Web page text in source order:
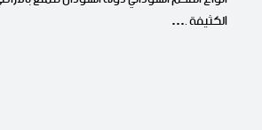
الكثيفة .…